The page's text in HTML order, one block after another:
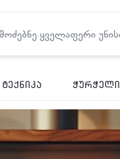
ტექნიკა ჭურჭელი